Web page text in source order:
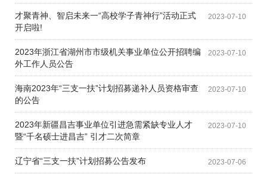
2023-07-10
才聚青神、智启未来一“高校学子青神行”活动正式
开启啦!
2023-07-10
2023年浙江省湖州市市级机关事业单位公开招聘编
外工作人员公告
2023-07-10
海南2023年“三支一扶”计划招募递补人员资格审查
的公告
2023-07-10
2023年新疆昌吉事业单位引进急需紧缺专业人才
暨“千名硕士进昌吉” 引才二次简章
2023-07-06
辽宁省“三支一扶”计划招募公告发布